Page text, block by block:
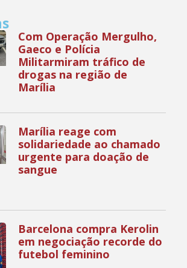
Com Operação Mergulho,
Gaeco e Polícia
Militarmiram tráfico de
drogas na região de
Marília
Marília reage com
solidariedade ao chamado
urgente para doação de
sangue
Barcelona compra Kerolin
em negociação recorde do
futebol feminino